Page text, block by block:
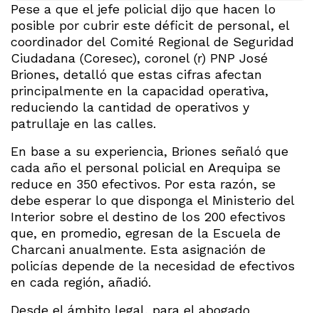
Pese a que el jefe policial dijo que hacen lo
posible por cubrir este déficit de personal, el
coordinador del Comité Regional de Seguridad
Ciudadana (Coresec), coronel (r) PNP José
Briones, detalló que estas cifras afectan
principalmente en la capacidad operativa,
reduciendo la cantidad de operativos y
patrullaje en las calles.
En base a su experiencia, Briones señaló que
cada año el personal policial en Arequipa se
reduce en 350 efectivos. Por esta razón, se
debe esperar lo que disponga el Ministerio del
Interior sobre el destino de los 200 efectivos
que, en promedio, egresan de la Escuela de
Charcani anualmente. Esta asignación de
policías depende de la necesidad de efectivos
en cada región, añadió.
Desde el ámbito legal, para el abogado